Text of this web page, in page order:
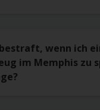
wenn ich
im Memphis zu